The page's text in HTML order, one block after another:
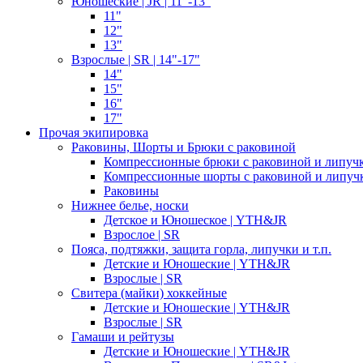
11"
12"
13"
Взрослые | SR | 14"-17"
14"
15"
16"
17"
Прочая экипировка
Раковины, Шорты и Брюки с раковиной
Компрессионные брюки с раковиной и
Компрессионные шорты с раковиной и
Раковины
Нижнее белье, носки
Детское и Юношеское | YTH&JR
Взрослое | SR
Пояса, подтяжки, защита горла, липучки и т.п.
Детские и Юношеские | YTH&JR
Взрослые | SR
Свитера (майки) хоккейные
Детские и Юношеские | YTH&JR
Взрослые | SR
Гамаши и рейтузы
Детские и Юношеские | YTH&JR